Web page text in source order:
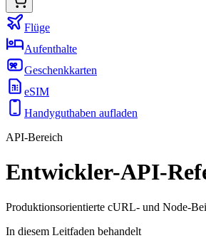
Flüge
Aufenthalte
Geschenkkarten
eSIM
Handyguthaben aufladen
API-Bereich
Entwickler-API-
Produktionsorientierte cURL- und Node-
In diesem Leitfaden behandelt